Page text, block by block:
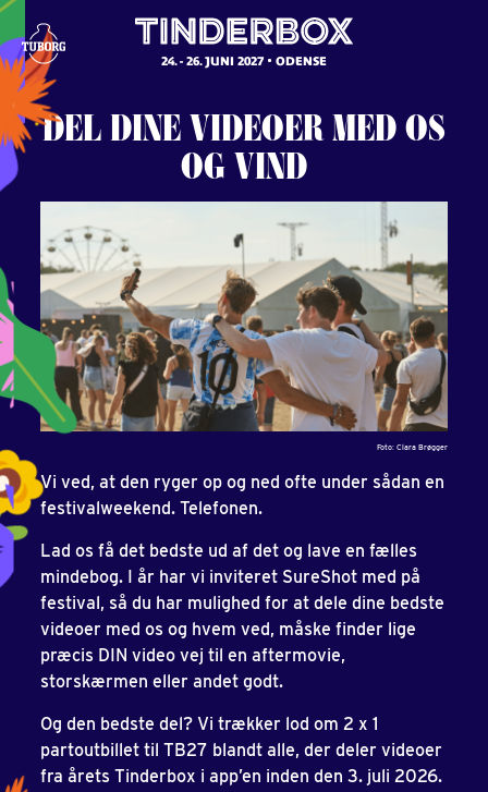
24. - 26. JUNI 2027 ODENSE
DELDINEVIDEOERMEDOS
OGVIND
Foto: Clara Brøgger
Vi ved, at den ryger op og ned ofte under sådan en
festivalweekend. Telefonen.
Lad os få det bedste ud af det og lave en fælles
mindebog. I år har vi inviteret SureShot med på
festival, så du har mulighed for at dele dine bedste
videoer med os og hvem ved, måske finder lige
præcis DIN video vej til en aftermovie,
storskærmen eller andet godt.
Og den bedste del? Vi trækker lod om 2 x 1
partoutbillet til TB27 blandt alle, der deler videoer
fra årets Tinderbox i app’en inden den 3. juli 2026.